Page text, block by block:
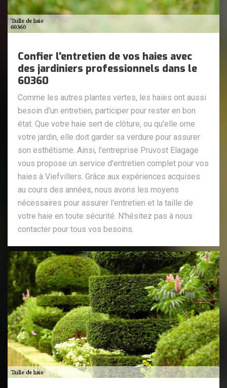
Confier l'entretien de vos haies avec
des jardiniers professionnels dans le
60360
Comme les autres plantes vertes, les haies ont aussi
besoin d'un entretien, participer pour rester en bon
état. Que votre haie sert de clôture, ou qu'elle orne
votre jardin, elle doit garder sa verdure pour assurer
son esthétisme. Ainsi, l'entreprise Pruvost Elagage
vous propose un service d'entretien complet pour vos
haies à Viefvillers. Grâce aux expériences acquises
au cours des années, nous avons les moyens
nécessaires pour assurer l'entretien et la taille de
votre haie en toute sécurité. N'hésitez pas à nous
contacter pour tous vos besoins.